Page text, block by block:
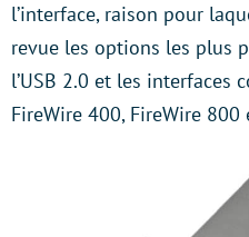
l’interface, raison pour
revue les options les plus
l’USB 2.0 et les interfaces
FireWire 400, FireWire 800